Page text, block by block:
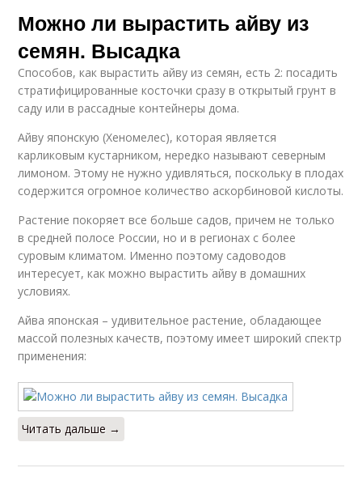
Можно ли вырастить айву из
семян. Высадка
Способов, как вырастить айву из семян, есть 2: посадить
стратифицированные косточки сразу в открытый грунт в
саду или в рассадные контейнеры дома.
Айву японскую (Хеномелес), которая является
карликовым кустарником, нередко называют северным
лимоном. Этому не нужно удивляться, поскольку в плодах
содержится огромное количество аскорбиновой кислоты.
Растение покоряет все больше садов, причем не только
в средней полосе России, но и в регионах с более
суровым климатом. Именно поэтому садоводов
интересует, как можно вырастить айву в домашних
условиях.
Айва японская – удивительное растение, обладающее
массой полезных качеств, поэтому имеет широкий спектр
применения:
Читать дальше →